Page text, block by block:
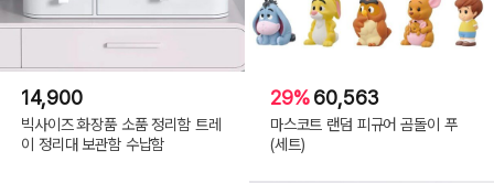
14,900
빅사이즈 화장품 소품 정리함 트레
이 정리대 보관함 수납함
29%60,563
마스코트 랜덤 피규어 곰돌이 푸
(세트)